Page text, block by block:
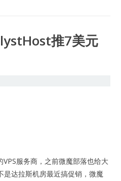
推7美元
服务商，之前微魔部落也给大
是达拉斯机房最近搞促销，微魔